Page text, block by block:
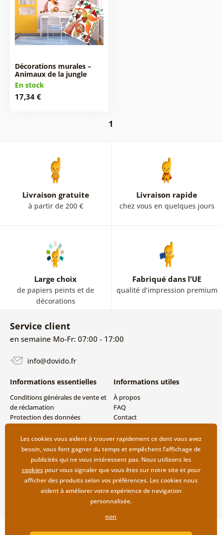
Décorations murales –
Animaux de la jungle
En stock
17,34 €
1
Livraison gratuite
à partir de 200 €
Livraison rapide
chez vous en quelques jours
Large choix
de papiers peints et de
décorations
Fabriqué dans l’UE
qualité d’impression premium
Service client
en semaine Mo-Fr: 07:00 - 17:00
info@dovido.fr
Informations essentielles
Conditions générales de vente et
de réclamation
Protection des données
Modes de livraison et de
paiement
Retour des produits
Informations utiles
À propos
FAQ
Contact
Les cookies vous aident à trouver rapidement ce dont vous avez
besoin, vous font gagner du temps et empêchent l’affichage de
publicités qui ne vous intéressent pas. Nous utilisons les
cookiespour vous signaler que vous êtes sur notre site et pour
afficher des produits selon vos préférences. Les cookies nous
aident à améliorer votre expérience de navigation
personnalisée.
non